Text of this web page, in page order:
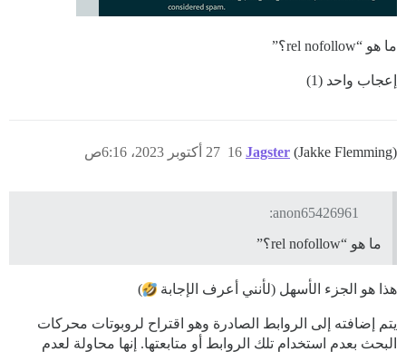
ما هو “rel nofollow؟”
إعجاب واحد (1)
Jagster (Jakke Flemming) 27 أكتوبر 2023، 6:16ص 16
anon65426961:
ما هو “rel nofollow؟”
هذا هو الجزء الأسهل (لأنني أعرف الإجابة )
يتم إضافته إلى الروابط الصادرة وهو اقتراح لروبوتات محركات
البحث بعدم استخدام تلك الروابط أو متابعتها. إنها محاولة لعدم